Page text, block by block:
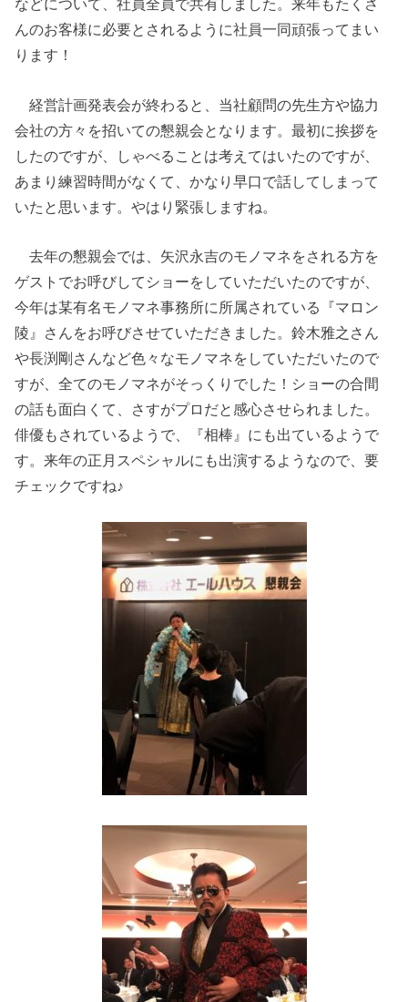
などについて、社員全員で共有しました。来年もたくさ
んのお客様に必要とされるように社員一同頑張ってまい
ります！
経営計画発表会が終わると、当社顧問の先生方や協力
会社の方々を招いての懇親会となります。最初に挨拶を
したのですが、しゃべることは考えてはいたのですが、
あまり練習時間がなくて、かなり早口で話してしまって
いたと思います。やはり緊張しますね。
去年の懇親会では、矢沢永吉のモノマネをされる方を
ゲストでお呼びしてショーをしていただいたのですが、
今年は某有名モノマネ事務所に所属されている『マロン
陵』さんをお呼びさせていただきました。鈴木雅之さん
や長渕剛さんなど色々なモノマネをしていただいたので
すが、全てのモノマネがそっくりでした！ショーの合間
の話も面白くて、さすがプロだと感心させられました。
俳優もされているようで、『相棒』にも出ているようで
す。来年の正月スペシャルにも出演するようなので、要
チェックですね♪